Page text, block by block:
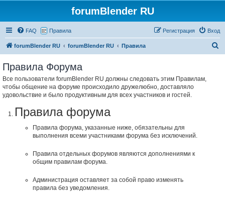
forumBlender RU
FAQ Правила Вход
Регистрация
forumBlender RU forumBlender RU Правила
Правила Форума
Все пользователи forumBlender RU должны следовать этим Правилам,
чтобы общение на форуме происходило дружелюбно, доставляло
удовольствие и было продуктивным для всех участников и гостей.
Правила форума
Правила форума, указанные ниже, обязательны для
выполнения всеми участниками форума без исключений.
Правила отдельных форумов являются дополнениями к
общим правилам форума.
Администрация оставляет за собой право изменять
правила без уведомления.